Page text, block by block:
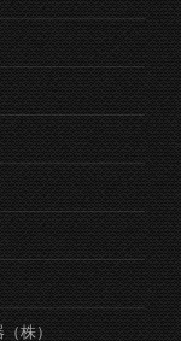
（株）